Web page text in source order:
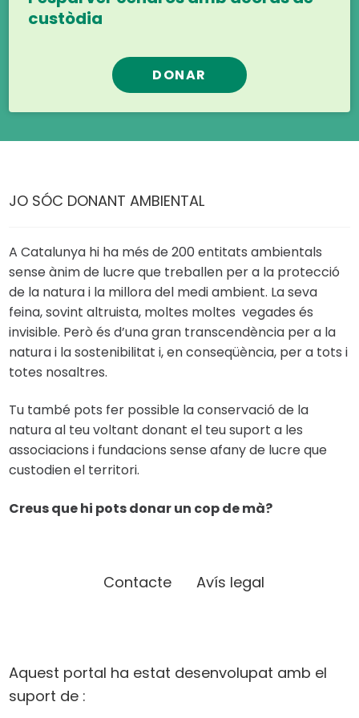
custòdia
DONAR
JO SÓC DONANT AMBIENTAL
A Catalunya hi ha més de 200 entitats ambientals
sense ànim de lucre que treballen per a la protecció
de la natura i la millora del medi ambient. La seva
feina, sovint altruista, moltes moltes vegades és
invisible. Però és d’una gran transcendència per a la
natura i la sostenibilitat i, en conseqüència, per a tots i
totes nosaltres.
Tu també pots fer possible la conservació de la
natura al teu voltant donant el teu suport a les
associacions i fundacions sense afany de lucre que
custodien el territori.
Creus que hi pots donar un cop de mà?
Contacte Avís legal
Aquest portal ha estat desenvolupat amb el
suport de :